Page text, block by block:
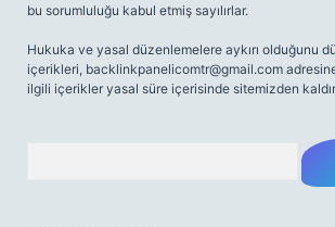
bu sorumluluğu kabul etmiş sayılırlar.
Hukuka ve yasal düzenlemelere aykırı olduğunu
içerikleri, backlinkpanelicomtr@gmail.com
ilgili içerikler yasal süre içerisinde sitemizden